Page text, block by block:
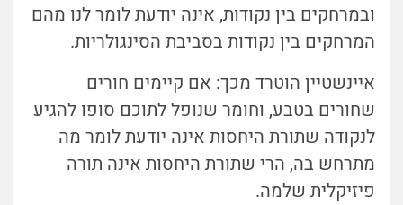
ובמרחקים בין נקודות, אינה יודעת לומר לנו מהם
המרחקים בין נקודות בסביבת הסינגולריות.
איינשטיין הוטרד מכך: אם קיימים חורים
שחורים בטבע, וחומר שנופל לתוכם סופו להגיע
לנקודה שתורת היחסות אינה יודעת לומר מה
מתרחש בה, הרי שתורת היחסות אינה תורה
פיזיקלית שלמה.